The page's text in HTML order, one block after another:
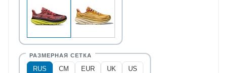
RUS CM EUR UK US